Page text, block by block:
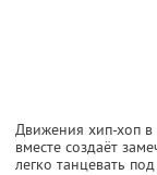
Движения хип-хоп в
вместе создаёт
легко танцевать